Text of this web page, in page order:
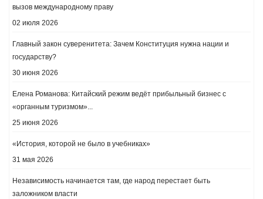
вызов международному праву
02 июля 2026
​Главный закон суверенитета: Зачем Конституция нужна нации и
государству?
30 июня 2026
Елена Романова: Китайский режим ведёт прибыльный бизнес с
«органным туризмом»...
25 июня 2026
«История, которой не было в учебниках»
31 мая 2026
Независимость начинается там, где народ перестает быть
заложником власти